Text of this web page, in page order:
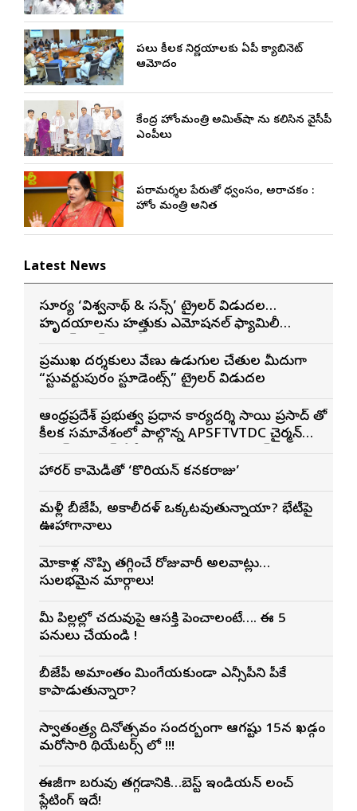
పలు కీలక నిర్ణయాలకు ఏపీ క్యాబినెట్
ఆమోదం
కేంద్ర హోంమంత్రి అమిత్‌షా ను కలిసిన వైసీపీ
ఎంపీలు
పరామర్శల పేరుతో విధ్వంసం, అరాచకం :
హోం మంత్రి అనిత
Latest News
సూర్య ‘విశ్వనాథ్ & సన్స్’ ట్రైలర్ విడుదల…
హృదయాలను హత్తుకునే ఎమోషనల్ ఫ్యామిలీ
ప్రముఖ దర్శకులు వేణు ఉడుగుల చేతుల మీదుగా
“స్టువర్టుపురం స్టూడెంట్స్” ట్రైలర్ విడుదల
ఆంధ్రప్రదేశ్ ప్రభుత్వ ప్రధాన కార్యదర్శి సాయి ప్రసాద్ తో
కీలక సమావేశంలో పాల్గొన్న APSFTVTDC చైర్మన్
శాఖల అధికారులు
హారర్ కామెడీతో ‘కొరియన్ కనకరాజు’
మళ్లీ బీజేపీ, అకాలీదళ్ ఒక్కటవుతున్నాయా? భేటీపై
ఊహాగానాలు
మోకాళ్ల నొప్పి తగ్గించే రోజువారీ అలవాట్లు…
సులభమైన మార్గాలు!
మీ పిల్లల్లో చదువుపై ఆసక్తి పెంచాలంటే…. ఈ 5
పనులు చేయండి !
బీజేపీ అమాంతం మింగేయకుండా ఎన్సీపీని పీకే
కాపాడుతున్నారా?
స్వాతంత్ర్య దినోత్సవం సందర్బంగా ఆగష్టు 15న ఖడ్గం
మరోసారి థియేటర్స్ లో !!!
ఈజీగా బరువు తగ్గడానికి…బెస్ట్ ఇండియన్ లంచ్
ప్లేటింగ్ ఇదే!